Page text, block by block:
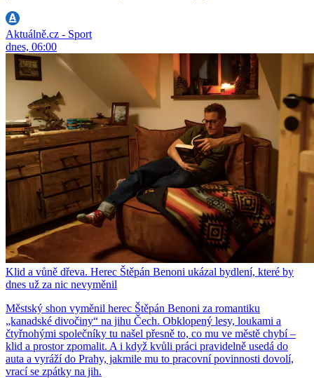
Aktuálně.cz - Sport
dnes, 06:00
Klid a vůně dřeva. Herec Štěpán Benoni ukázal bydlení, které by
dnes už za nic nevyměnil
Městský shon vyměnil herec Štěpán Benoni za romantiku
„kanadské divočiny“ na jihu Čech. Obklopený lesy, loukami a
čtyřnohými společníky tu našel přesně to, co mu ve městě chybí –
klid a prostor zpomalit. A i když kvůli práci pravidelně usedá do
auta a vyráží do Prahy, jakmile mu to pracovní povinnosti dovolí,
vrací se zpátky na jih.